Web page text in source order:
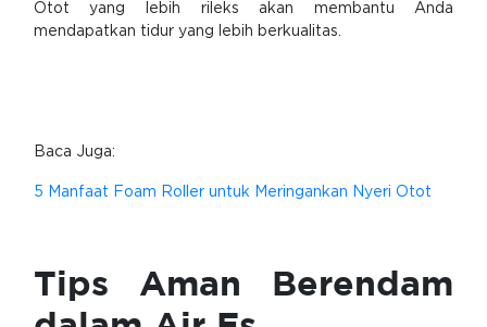
Otot yang lebih rileks akan membantu Anda
mendapatkan tidur yang lebih berkualitas.
Baca Juga:
5 Manfaat Foam Roller untuk Meringankan Nyeri Otot
Tips Aman Berendam